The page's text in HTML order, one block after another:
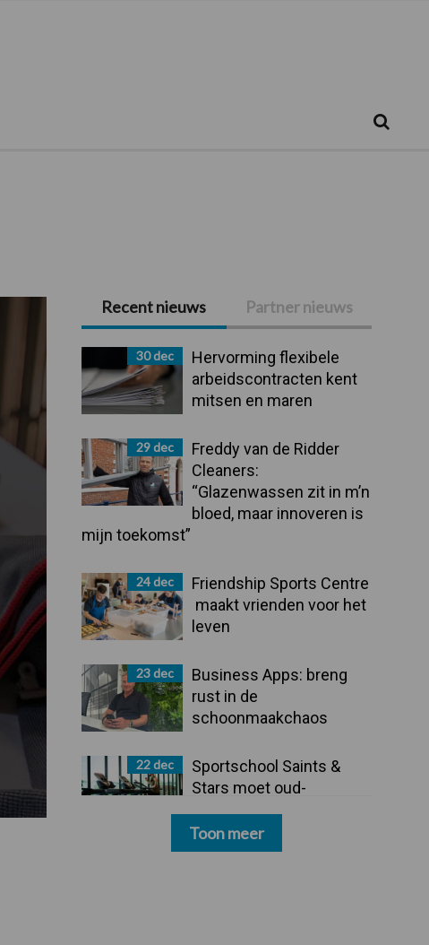
Primaire
Sidebar
Recent nieuws Partner nieuws
30 dec
Hervorming flexibele
arbeidscontracten kent
mitsen en maren
29 dec
Freddy van de Ridder
Cleaners:
“Glazenwassen zit in m’n
bloed, maar innoveren is
mijn toekomst”
24 dec
Friendship Sports Centre
maakt vrienden voor het
leven
23 dec
Business Apps: breng
rust in de
schoonmaakchaos
22 dec
Sportschool Saints &
Stars moet oud-
betalen
Toon meer